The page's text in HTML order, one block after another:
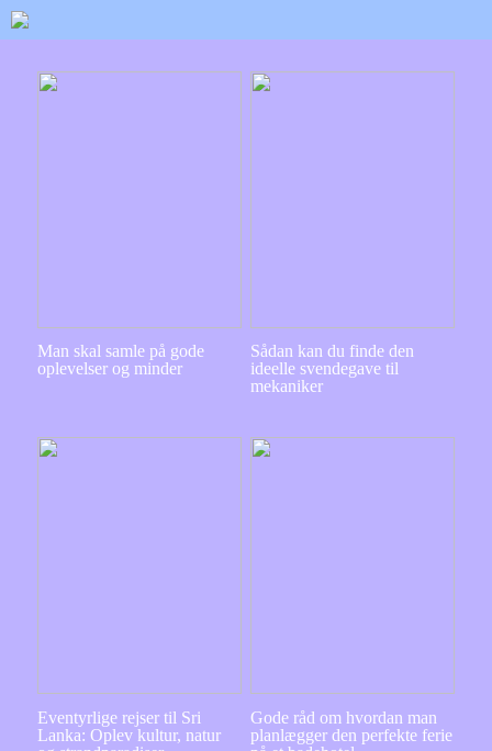
Man skal samle på gode
oplevelser og minder
Sådan kan du finde den
ideelle svendegave til
mekaniker
Eventyrlige rejser til Sri
Lanka: Oplev kultur, natur
Gode råd om hvordan man
planlægger den perfekte ferie